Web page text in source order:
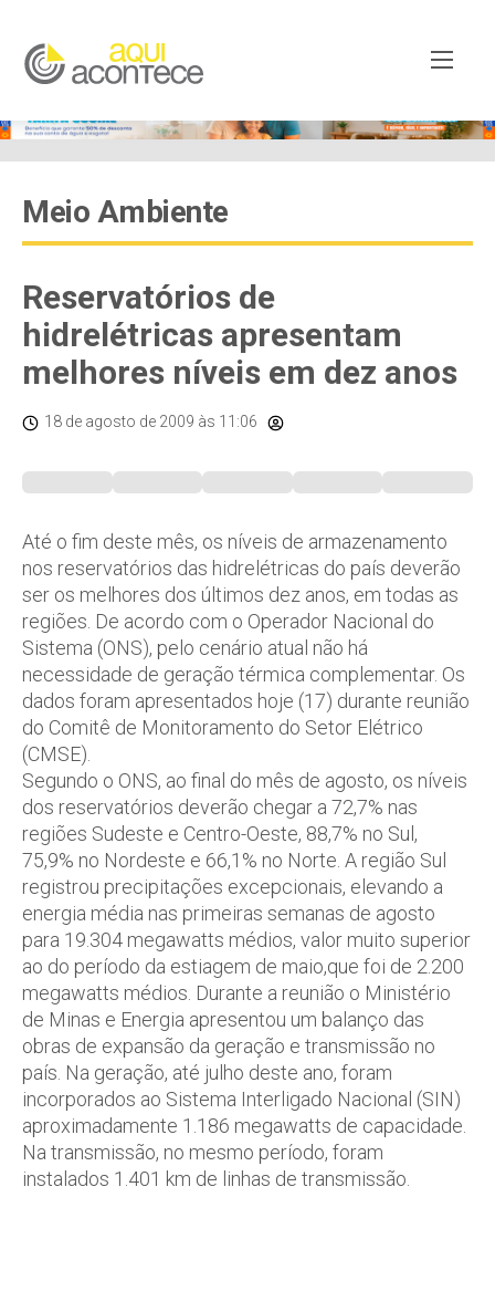
Meio Ambiente
Reservatórios de
hidrelétricas apresentam
melhores níveis em dez anos
18 de agosto de 2009 às 11:06
Até o fim deste mês, os níveis de armazenamento
nos reservatórios das hidrelétricas do país deverão
ser os melhores dos últimos dez anos, em todas as
regiões. De acordo com o Operador Nacional do
Sistema (ONS), pelo cenário atual não há
necessidade de geração térmica complementar. Os
dados foram apresentados hoje (17) durante reunião
do Comitê de Monitoramento do Setor Elétrico
(CMSE).
Segundo o ONS, ao final do mês de agosto, os níveis
dos reservatórios deverão chegar a 72,7% nas
regiões Sudeste e Centro-Oeste, 88,7% no Sul,
75,9% no Nordeste e 66,1% no Norte. A região Sul
registrou precipitações excepcionais, elevando a
energia média nas primeiras semanas de agosto
para 19.304 megawatts médios, valor muito superior
ao do período da estiagem de maio,que foi de 2.200
megawatts médios. Durante a reunião o Ministério
de Minas e Energia apresentou um balanço das
obras de expansão da geração e transmissão no
país. Na geração, até julho deste ano, foram
incorporados ao Sistema Interligado Nacional (SIN)
aproximadamente 1.186 megawatts de capacidade.
Na transmissão, no mesmo período, foram
instalados 1.401 km de linhas de transmissão.